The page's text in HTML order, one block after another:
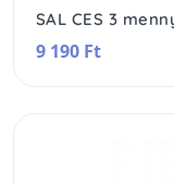
9 190 Ft